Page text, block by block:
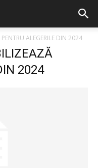
ALEGERILE DIN 2024
2024